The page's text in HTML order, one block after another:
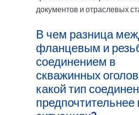
документов и отраслевых
В чем разница
фланцевым и
соединением в
скважинных
какой тип
предпочтительнее